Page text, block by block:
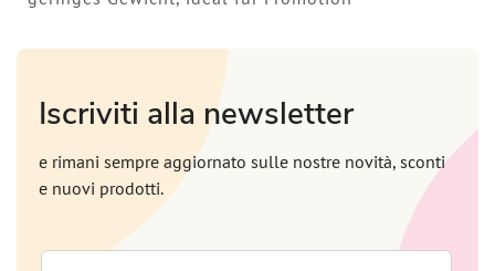
Iscriviti alla newsletter
e rimani sempre aggiornato sulle nostre novità, sconti
e nuovi prodotti.